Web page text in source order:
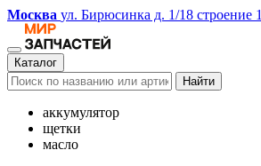
Москва ул. Бирюсинка д. 1/18 строение 1
Каталог
Найти
аккумулятор
щетки
масло